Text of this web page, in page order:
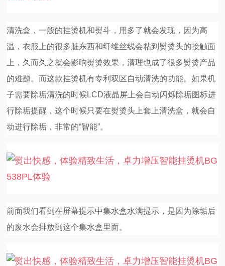
清洗盒，一般的挂烫机和熨斗，用多了就会发现，因为高
温，衣服上的很多脏东西和纤维丝线会粘到熨烫头的接触面
上，久而久之就会影响熨烫效果，清理也成了很多熨烫产品
的难题。而这款挂烫机有专利双区自动清洗的功能。如果机
子需要除垢清洗的时候LCD液晶屏上会自动闪烁除垢图标进
行除垢提醒，这个时候只要在熨烫头上套上清洗盒，就会自
动进行除垢，非常的“智能”。
前面我们看到在屏幕提示中集水盒水满提示，是因为除垢后
的废水会排放到这个集水盒里面。